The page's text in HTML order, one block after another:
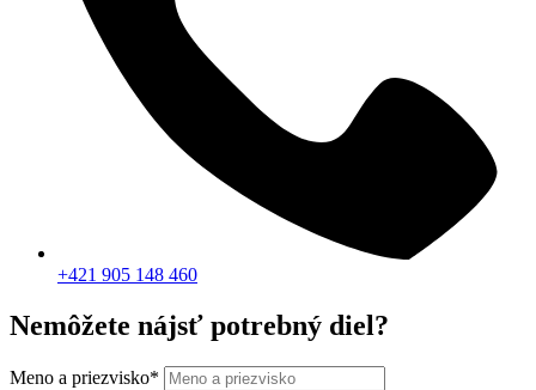
+421 905 148 460
Nemôžete nájsť potrebný diel?
Meno a priezvisko*